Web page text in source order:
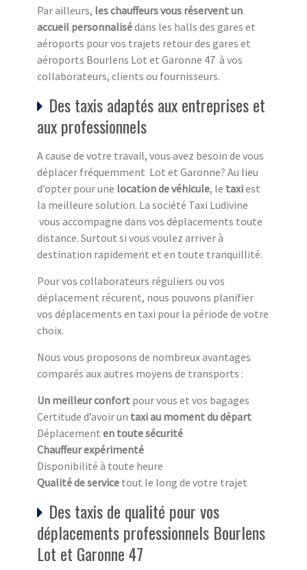
Par ailleurs, les chauffeurs vous réservent un
accueil personnalisédans les halls des gares et
aéroports pour vos trajets retour des gares et
aéroports Bourlens Lot et Garonne 47 à vos
collaborateurs, clients ou fournisseurs.
Des taxis adaptés aux entreprises et
aux professionnels
A cause de votre travail, vous avez besoin de vous
déplacer fréquemment Lot et Garonne? Au lieu
d’opter pour une location de véhicule, le taxiest
la meilleure solution. La société Taxi Ludivine
vous accompagne dans vos déplacements toute
distance. Surtout si vous voulez arriver à
destination rapidement et en toute tranquillité.
Pour vos collaborateurs réguliers ou vos
déplacement récurent, nous pouvons planifier
vos déplacements en taxi pour la période de votre
choix.
Nous vous proposons de nombreux avantages
comparés aux autres moyens de transports :
Un meilleur confort pour vous et vos bagages
Certitude d’avoir un taxi au moment du départ
Déplacement en toute sécurité
Chauffeur expérimenté
Disponibilité à toute heure
Qualité de service tout le long de votre trajet
Des taxis de qualité pour vos
déplacements professionnels Bourlens
Lot et Garonne 47